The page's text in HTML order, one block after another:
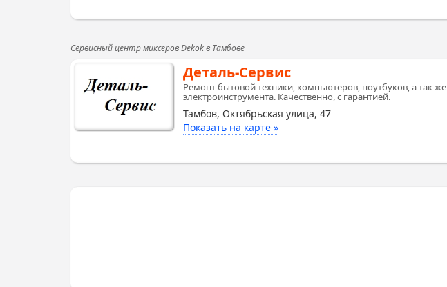
Сервисный центр миксеров Dekok в Тамбове
Деталь-Сервис
Ремонт бытовой техники, компьютеров, ноутбуков, а так же
электроинструмента. Качественно, с гарантией.
Тамбов, Октябрьская улица, 47
Показать на карте »